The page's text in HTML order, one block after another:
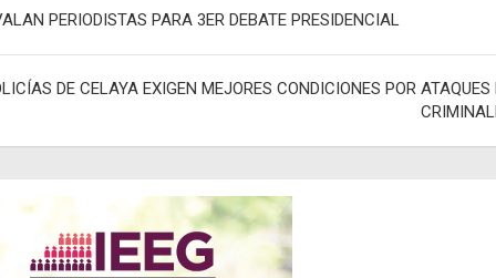
PERIODISTAS PARA 3ER DEBATE PRESIDENCIAL
DE CELAYA EXIGEN MEJORES CONDICIONES POR ATAQUES